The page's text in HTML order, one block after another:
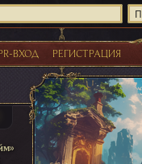
ВХОД РЕГИСТРАЦИЯ